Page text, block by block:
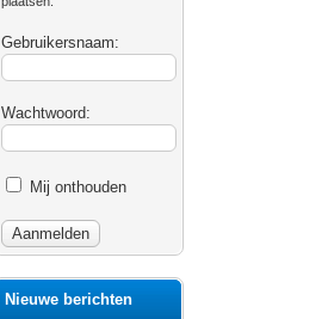
Gebruikersnaam:
Wachtwoord:
Mij onthouden
Nieuwe berichten